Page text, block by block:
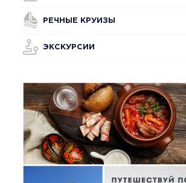
РЕЧНЫЕ КРУИЗЫ
ЭКСКУРСИИ